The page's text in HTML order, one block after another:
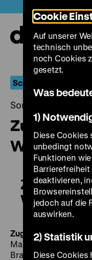
zum
Seiteninhalt
springen
Schauplätze geistiger
Sonntag, 08. Juli
Zugabe.
Zugabe.
Zugabe. Talentprobe
Manfred Behrens, K:
Brandt, P: Peter
Cookie
Auf unserer
technisch
noch Cookies
gesetzt.
Was
1)
Diese Cookies
unbedingt
Funktionen
deaktivieren,
jedoch auf die
auswirken.
2) Statistik
Diese Cookies